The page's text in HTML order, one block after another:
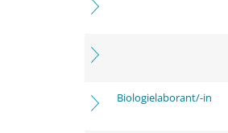
Biologielaborant/-in